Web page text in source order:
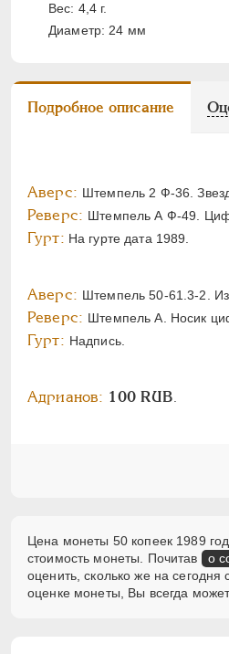
Вес: 4,4 г.
Диаметр: 24 мм
Подробное описание
Аверс: Штемпель 2 Ф-36.
Реверс: Штемпель А Ф-49.
Гурт: На гурте дата 1989.
Аверс: Штемпель 50-61.3-2.
Реверс: Штемпель А. Носик
Гурт: Надпись.
Адрианов: 100 RUB
Цена монеты 50 копеек 1989
стоимость монеты. Почитав
о
оценить, сколько же на
оценке монеты, Вы всегда